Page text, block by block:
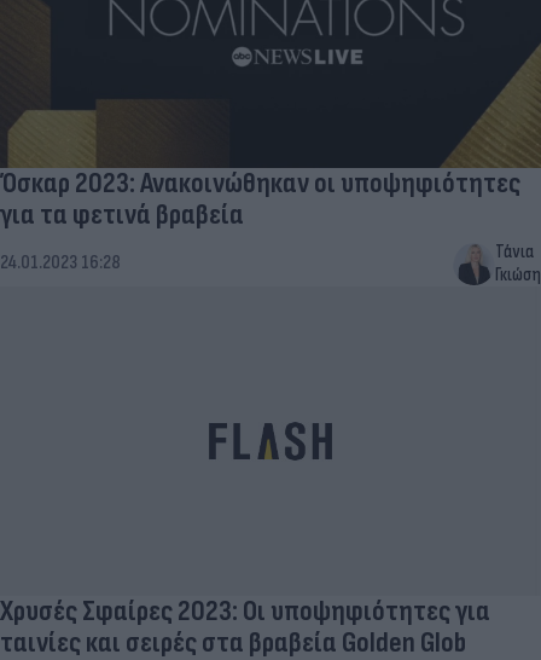
Όσκαρ 2023: Ανακοινώθηκαν οι υποψηφιότητες
για τα φετινά βραβεία
24.01.2023 16:28
Τάνια
Γκιώση
Χρυσές Σφαίρες 2023: Oι υποψηφιότητες για
ταινίες και σειρές στα βραβεία Golden Glob